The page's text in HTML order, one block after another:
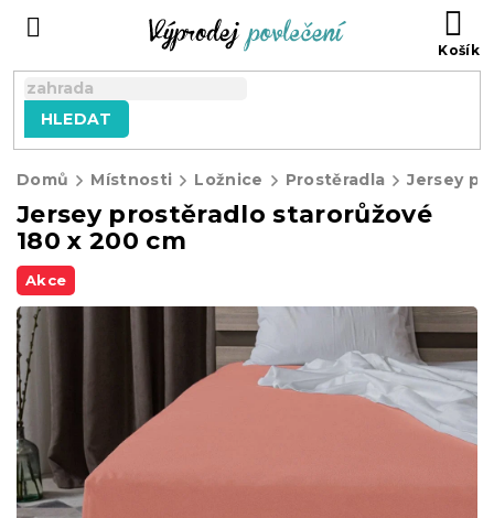
HLEDAT
Domů Místnosti Ložnice Prostěradla Jersey
Jersey prostěradlo starorůžové
180 x 200 cm
Akce